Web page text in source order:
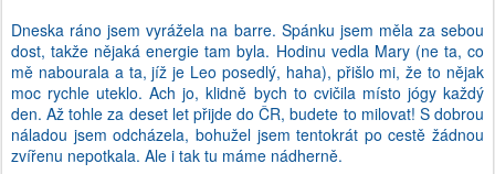
Dneska ráno jsem vyrážela na barre. Spánku jsem měla za sebou
dost, takže nějaká energie tam byla. Hodinu vedla Mary (ne ta, co
mě nabourala a ta, jíž je Leo posedlý, haha), přišlo mi, že to nějak
moc rychle uteklo. Ach jo, klidně bych to cvičila místo jógy každý
den. Až tohle za deset let přijde do ČR, budete to milovat! S dobrou
náladou jsem odcházela, bohužel jsem tentokrát po cestě žádnou
zvířenu nepotkala. Ale i tak tu máme nádherně.